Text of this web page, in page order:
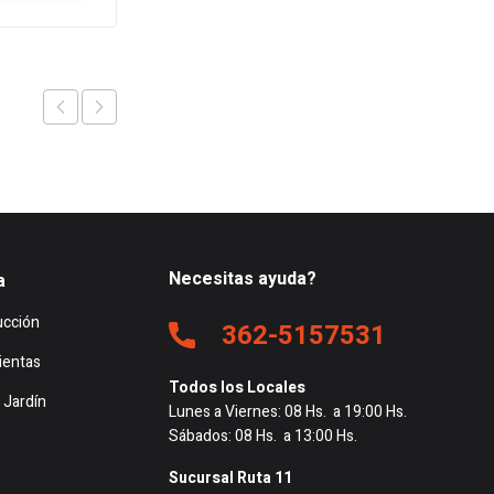
es:
Jardín
Necesitas ayuda?
362-5157531
Todos los Locales
Lunes a Viernes: 08 Hs. a 19:00 Hs.
Sábados: 08 Hs. a 13:00 Hs.
Sucursal Ruta 11